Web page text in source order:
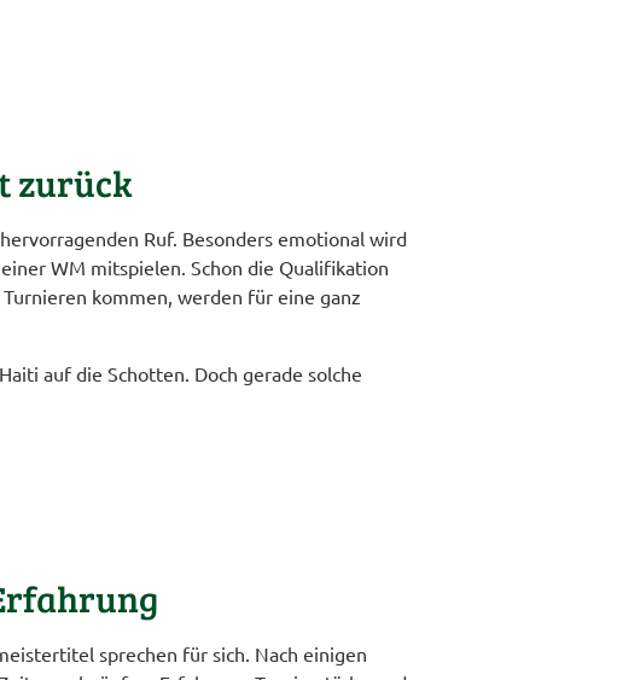
zurück
Ruf. Besonders emotional wird
WM mitspielen. Schon die Qualifikation
kommen, werden für eine ganz
auf die Schotten. Doch gerade solche
sprechen für sich. Nach einigen